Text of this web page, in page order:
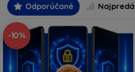
Odporúčané
-10%